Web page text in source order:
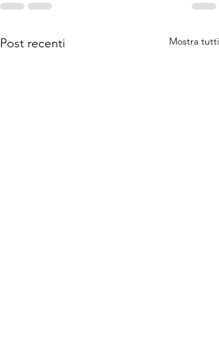
Post recenti Mostra tutti